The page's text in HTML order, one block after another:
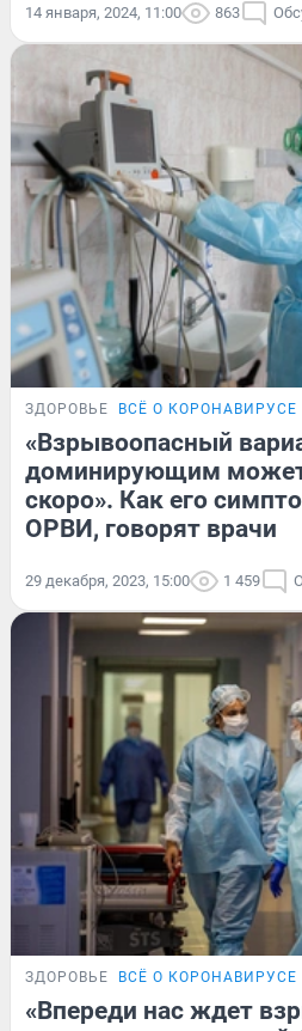
14 января, 2024, 11:00 863
ЗДОРОВЬЕ ВСЁ О КОРОНАВИРУСЕ
«Взрывоопасный
доминирующим
скоро». Как его
ОРВИ, говорят врачи
29 декабря, 2023, 15:00 1 459
ЗДОРОВЬЕ ВСЁ О КОРОНАВИРУСЕ
«Впереди нас ждет